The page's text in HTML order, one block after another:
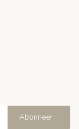
Abonneer